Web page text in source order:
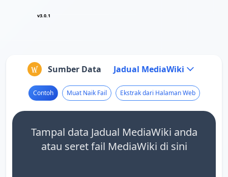
v3.0.1
Sumber Data Jadual MediaWiki
Contoh Muat Naik Fail Ekstrak dari Halaman Web
Tampal data Jadual MediaWiki anda
atau seret fail MediaWiki di sini